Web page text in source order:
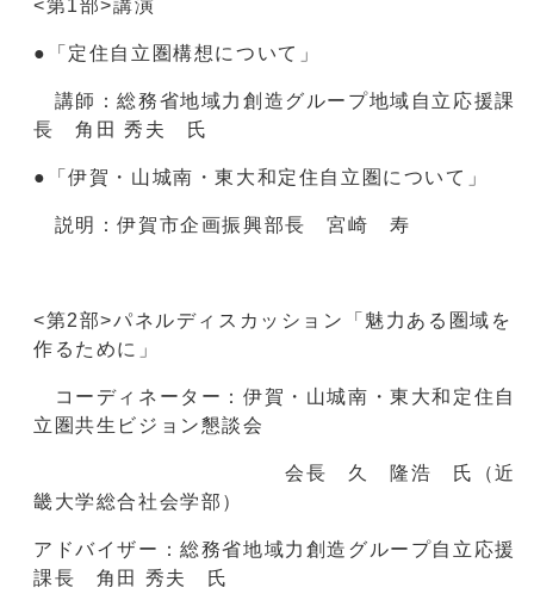
<第1部>講演
●「定住自立圏構想について」
講師：総務省地域力創造グループ地域自立応援課
長 角田 秀夫 氏
●「伊賀・山城南・東大和定住自立圏について」
説明：伊賀市企画振興部長 宮崎 寿
<第2部>パネルディスカッション「魅力ある圏域を
作るために」
コーディネーター：伊賀・山城南・東大和定住自
立圏共生ビジョン懇談会
会長 久 隆浩 氏（近
畿大学総合社会学部）
アドバイザー：総務省地域力創造グループ自立応援
課長 角田 秀夫 氏